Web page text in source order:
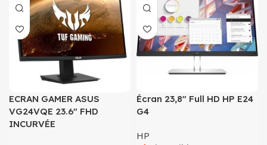
ECRAN GAMER ASUS
VG24VQE 23.6″ FHD
INCURVÉE
Écran 23,8″ Full HD HP E24
G4
HP